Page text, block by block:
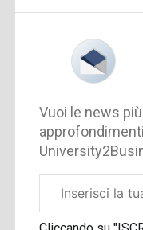
Vuoi le news
aziendale